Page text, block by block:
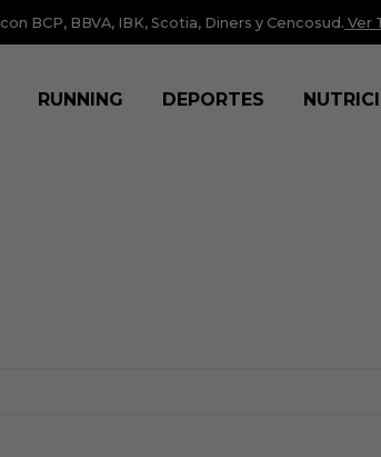
con BCP, BBVA, IBK, Scotia, Diners y Cencosud. Ver
RUNNING DEPORTES